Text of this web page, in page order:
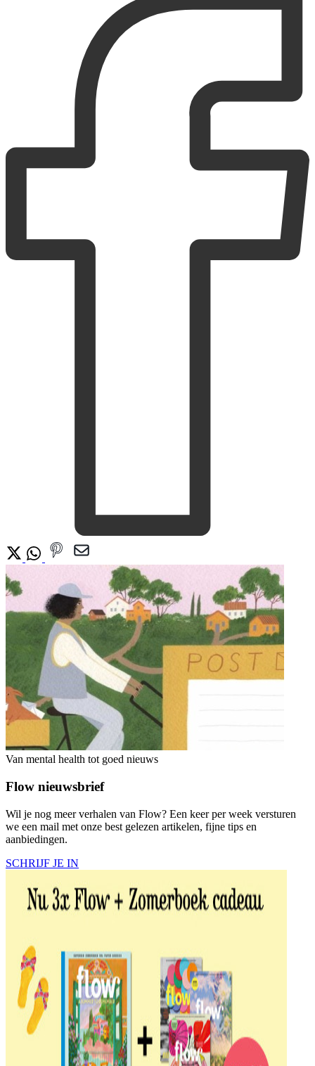
Van mental health tot goed nieuws
Flow nieuwsbrief
Wil je nog meer verhalen van Flow? Een keer per week versturen
we een mail met onze best gelezen artikelen, fijne tips en
aanbiedingen.
SCHRIJF JE IN